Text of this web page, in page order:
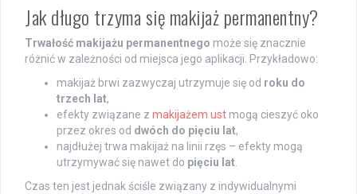
Jak długo trzyma się makijaż permanentny?
Trwałość makijażu permanentnego może się znacznie
różnić w zależności od miejsca jego aplikacji. Przykładowo:
makijaż brwi zazwyczaj utrzymuje się od roku do
trzech lat,
efekty związane z makijażem ust mogą cieszyć oko
przez okres od dwóch do pięciu lat,
najdłużej trwa makijaż na linii rzęs – efekty mogą
utrzymywać się nawet do pięciu lat.
Czas ten jest jednak ściśle związany z indywidualnymi